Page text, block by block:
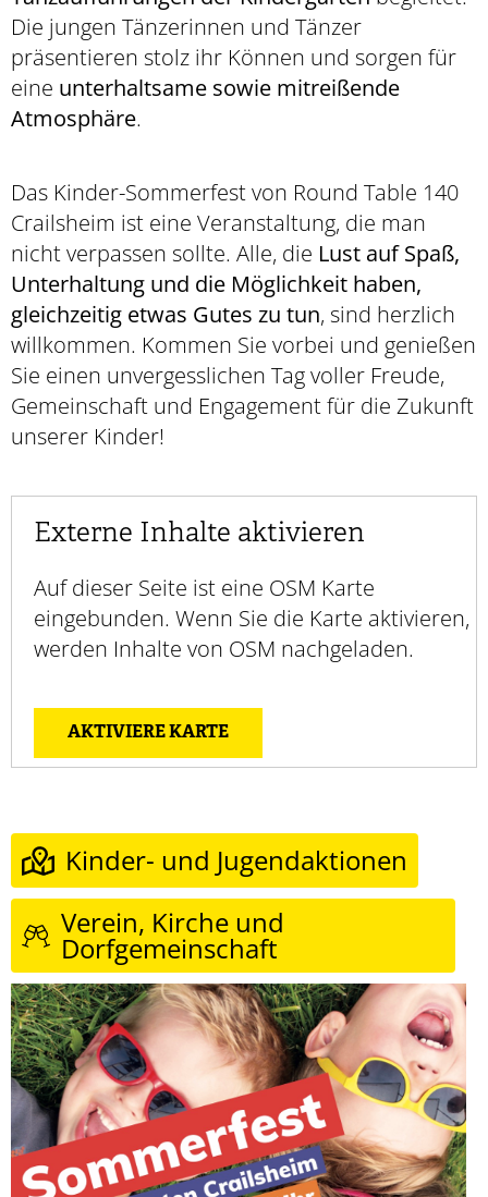
Die jungen Tänzerinnen und Tänzer
präsentieren stolz ihr Können und sorgen für
eine unterhaltsame sowie mitreißende
Atmosphäre.
Das Kinder-Sommerfest von Round Table 140
Crailsheim ist eine Veranstaltung, die man
nicht verpassen sollte. Alle, die Lust auf Spaß,
Unterhaltung und die Möglichkeit haben,
gleichzeitig etwas Gutes zu tun, sind herzlich
willkommen. Kommen Sie vorbei und genießen
Sie einen unvergesslichen Tag voller Freude,
Gemeinschaft und Engagement für die Zukunft
unserer Kinder!
Externe Inhalte aktivieren
Auf dieser Seite ist eine OSM Karte
eingebunden. Wenn Sie die Karte aktivieren,
werden Inhalte von OSM nachgeladen.
AKTIVIERE KARTE
Kinder- und Jugendaktionen
Verein, Kirche und
Dorfgemeinschaft